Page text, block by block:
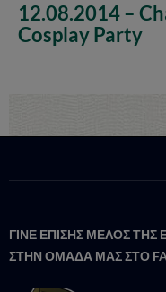
12.08.2014 –
Cosplay Party
ΓΙΝΕ ΕΠΙΣΗΣ ΜΕΛΟΣ ΤΗΣ
ΣΤΗΝ ΟΜΑΔΑ ΜΑΣ ΣΤΟ